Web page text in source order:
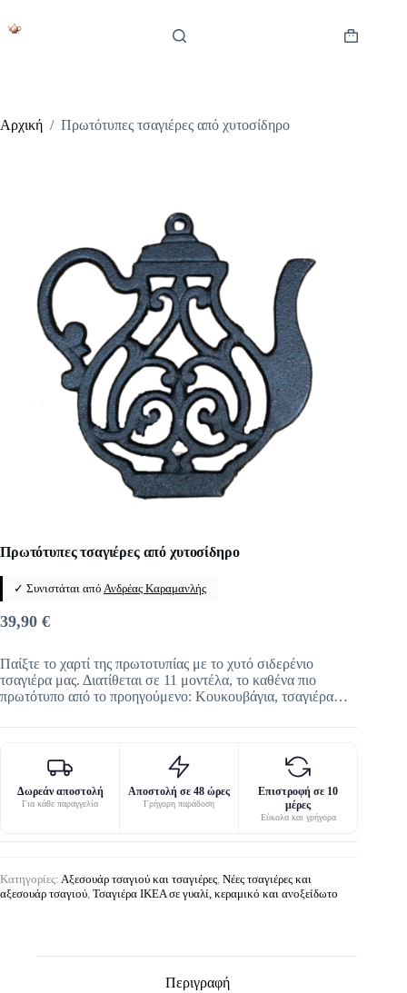
στο
Καλάθι
Αρχική / Πρωτότυπες τσαγιέρες από χυτοσίδηρο
Πρωτότυπες τσαγιέρες από χυτοσίδηρο
✓ Συνιστάται από Ανδρέας Καραμανλής
39,90 €
Παίξτε το χαρτί της πρωτοτυπίας με το χυτό σιδερένιο
τσαγιέρα μας. Διατίθεται σε 11 μοντέλα, το καθένα πιο
πρωτότυπο από το προηγούμενο: Κουκουβάγια, τσαγιέρα…
Δωρεάν αποστολή
Για κάθε παραγγελία
Αποστολή σε 48 ώρες
Γρήγορη παράδοση
Επιστροφή σε 10
μέρες
Εύκολα και γρήγορα
Κατηγορίες: Αξεσουάρ τσαγιού και τσαγιέρες Νέες τσαγιέρες και
αξεσουάρ τσαγιού Τσαγιέρα IKEA σε γυαλί, κεραμικό και ανοξείδωτο
Περιγραφή